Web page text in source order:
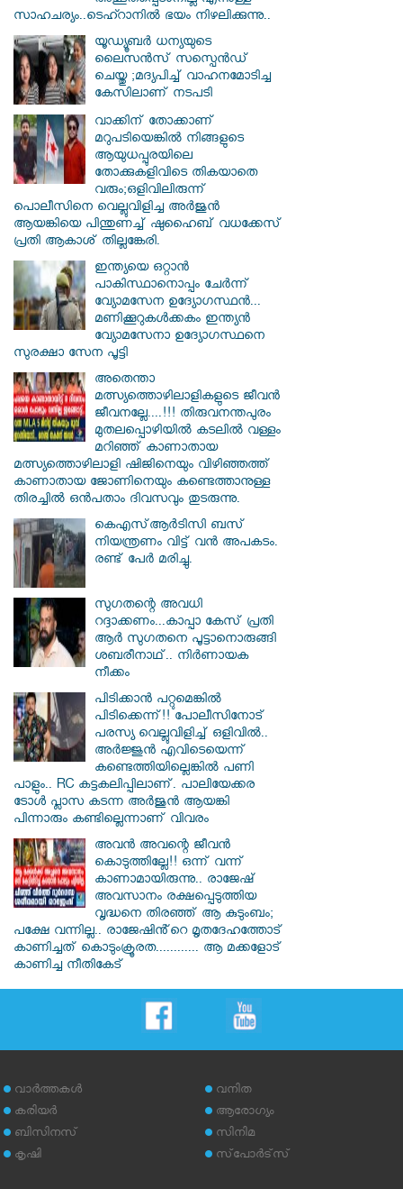
സാഹചര്യം..ടെഹ്റാനിൽ ഭയം നിഴലിക്കുന്നു..
യൂഡ്യൂബർ ധന്യയുടെ
ലൈസൻസ് സസ്പെൻഡ്
ചെയ്തു ;മദ്യപിച്ച് വാഹനമോടിച്ച
കേസിലാണ് നടപടി
വാക്കിന് തോക്കാണ്
മറുപടിയെങ്കിൽ നിങ്ങളുടെ
ആയുധപ്പുരയിലെ
തോക്കുകളിവിടെ തികയാതെ
വരും;ഒളിവിലിരുന്ന്
പൊലീസിനെ വെല്ലുവിളിച്ച അർജുൻ
ആയങ്കിയെ പിന്തുണച്ച് ഷുഹൈബ് വധക്കേസ്
പ്രതി ആകാശ് തില്ലങ്കേരി.
ഇന്ത്യയെ ഒറ്റാൻ
പാകിസ്ഥാനൊപ്പം ചേർന്ന്
വ്യോമസേന ഉദ്യോ​ഗസ്ഥൻ...
മണിക്കൂറുകൾക്കകം ഇന്ത്യൻ
വ്യോമസേനാ ഉദ്യോഗസ്ഥനെ
സുരക്ഷാ സേന പൂട്ടി
അതെന്താ
മത്സ്യത്തൊഴിലാളികളുടെ ജീവൻ
ജീവനല്ലേ....!!! തിരുവനന്തപുരം
മുതലപ്പൊഴിയില്‍ കടലില്‍ വള്ളം
മറിഞ്ഞ് കാണാതായ
മത്സ്യത്തൊഴിലാളി ഷിജിനെയും വിഴിഞ്ഞത്ത്
കാണാതായ ജോണിനെയും കണ്ടെത്താനുള്ള
തിരച്ചില്‍ ഒന്‍പതാം ദിവസവും തുടരുന്നു.
കെഎസ്ആര്‍ടിസി ബസ്
നിയന്ത്രണം വിട്ട് വൻ അപകടം.
രണ്ട് പേർ മരിച്ചു.
സു​ഗതന്റെ അവധി
റദ്ദാക്കണം...കാപ്പാ കേസ് പ്രതി
ആർ സു​ഗതനെ പൂട്ടാനൊരുങ്ങി
ശബരീനാഥ്.. നിർണായക
നീക്കം
പിടിക്കാൻ പറ്റുമെങ്കിൽ
പിടിക്കെന്ന്!! പോലീസിനോട്
പരസ്യ വെല്ലുവിളിച്ച് ഒളിവിൽ..
അർജ്ജുൻ എവിടെയെന്ന്
കണ്ടെത്തിയില്ലെങ്കിൽ പണി
പാളും.. RC കട്ടകലിപ്പിലാണ്. പാലിയേക്കര
ടോൾ പ്ലാസ കടന്ന അർജുൻ ആയങ്കി
പിന്നാരും കണ്ടില്ലെന്നാണ് വിവരം
അവൻ അവന്റെ ജീവൻ
കൊടുത്തില്ലേ!! ഒന്ന് വന്ന്
കാണാമായിരുന്നു.. രാജേഷ്
അവസാനം രക്ഷപ്പെടുത്തിയ
വൃദ്ധനെ തിരഞ്ഞ് ആ കുടുംബം;
പക്ഷേ വന്നില്ല.. രാജേഷിൻ്റെ മൃതദേഹത്തോട്
കാണിച്ചത് കൊടുംക്രൂരത............ ആ മക്കളോട്
കാണിച്ച നീതികേട്
വാര്‍ത്തകള്‍
കരിയര്‍
ബിസിനസ്
കൃഷി
വനിത
ആരോഗ്യം
സിനിമ
സ്‌പോര്‍ട്‌സ്